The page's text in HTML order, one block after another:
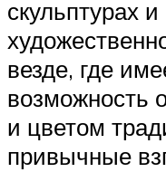
скульптурах
везде, где
возможность
и цветом
привычные